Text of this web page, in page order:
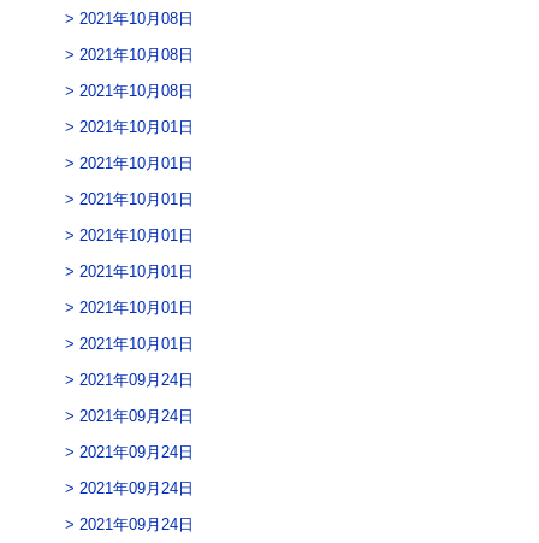
2021年10月08日
2021年10月08日
2021年10月08日
2021年10月01日
2021年10月01日
2021年10月01日
2021年10月01日
2021年10月01日
2021年10月01日
2021年10月01日
2021年09月24日
2021年09月24日
2021年09月24日
2021年09月24日
2021年09月24日